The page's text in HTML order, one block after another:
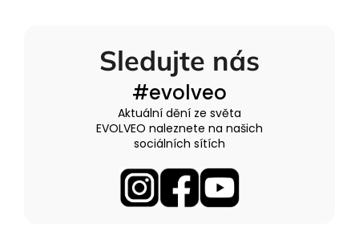
c
p
r
v
k
y
v
ý
n
í
Sledujte nás
#evolveo
Aktuální dění ze světa
EVOLVEO naleznete na našich
sociálních sítích